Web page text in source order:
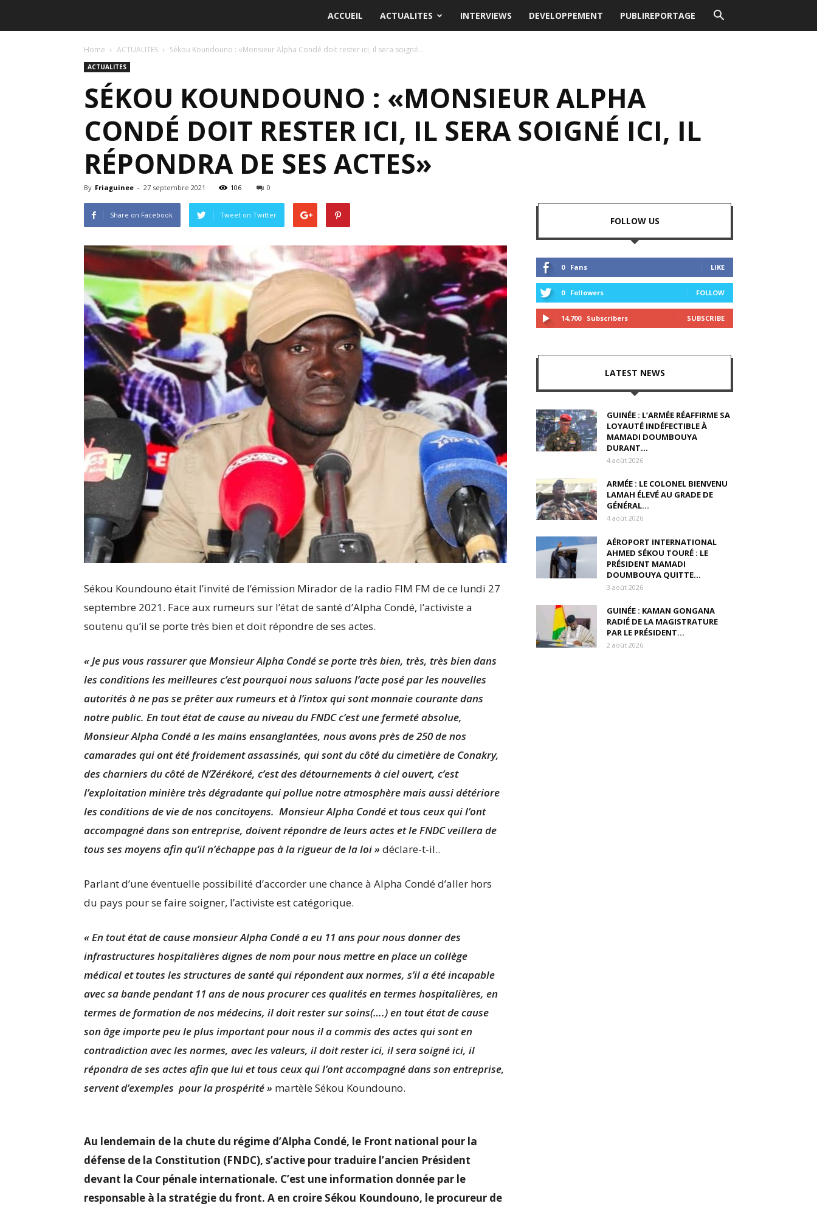
ACCUEIL ACTUALITES INTERVIEWS DEVELOPPEMENT PUBLIREPORTAGE
Home ACTUALITES Sékou Koundouno : «Monsieur Alpha Condé doit rester ici, il sera soigné...
ACTUALITES
SÉKOU KOUNDOUNO : «MONSIEUR ALPHA
CONDÉ DOIT RESTER ICI, IL SERA SOIGNÉ ICI, IL
RÉPONDRA DE SES ACTES»
By Friaguinee - 27 septembre 2021 106 0
Share on Facebook Tweet on Twitter
Sékou Koundouno était l’invité de l’émission Mirador de la radio FIM FM de ce lundi 27
septembre 2021. Face aux rumeurs sur l’état de santé d’Alpha Condé, l’activiste a
soutenu qu’il se porte très bien et doit répondre de ses actes.
«Je pus vous rassurer que Monsieur Alpha Condé se porte très bien, très, très bien dans
les conditions les meilleures c’est pourquoi nous saluons l’acte posé par les nouvelles
autorités à ne pas se prêter aux rumeurs et à l’intox qui sont monnaie courante dans
notre public. En tout état de cause au niveau du FNDC c’est une fermeté absolue,
Monsieur Alpha Condé a les mains ensanglantées, nous avons près de 250 de nos
camarades qui ont été froidement assassinés, qui sont du côté du cimetière de Conakry,
des charniers du côté de N’Zérékoré, c’est des détournements à ciel ouvert, c’est
l’exploitation minière très dégradante qui pollue notre atmosphère mais aussi détériore
les conditions de vie de nos concitoyens. Monsieur Alpha Condé et tous ceux qui l’ont
accompagné dans son entreprise, doivent répondre de leurs actes et le FNDC veillera de
tous ses moyens afin qu’il n’échappe pas à la rigueur de la loi » déclare-t-il..
Parlant d’une éventuelle possibilité d’accorder une chance à Alpha Condé d’aller hors
du pays pour se faire soigner, l’activiste est catégorique.
« En tout état de cause monsieur Alpha Condé a eu 11 ans pour nous donner des
infrastructures hospitalières dignes de nom pour nous mettre en place un collège
médical et toutes les structures de santé qui répondent aux normes, s’il a été incapable
avec sa bande pendant 11 ans de nous procurer ces qualités en termes hospitalières, en
termes de formation de nos médecins, il doit rester sur soins(….) en tout état de cause
son âge importe peu le plus important pour nous il a commis des actes qui sont en
contradiction avec les normes, avec les valeurs, il doit rester ici, il sera soigné ici, il
répondra de ses actes afin que lui et tous ceux qui l’ont accompagné dans son entreprise,
servent d’exemples pour la prospérité » martèle Sékou Koundouno.
Au lendemain de la chute du régime d’Alpha Condé, le Front national pour la
défense de la Constitution (FNDC), s’active pour traduire l’ancien Président
devant la Cour pénale internationale. C’est une information donnée par le
responsable à la stratégie du front. A en croire Sékou Koundouno, le procureur de
FOLLOW US
0 Fans LIKE
0 Followers FOLLOW
14,700 Subscribers SUBSCRIBE
LATEST NEWS
GUINÉE : L’ARMÉE RÉAFFIRME SA
LOYAUTÉ INDÉFECTIBLE À
MAMADI DOUMBOUYA
DURANT...
4 août 2026
ARMÉE : LE COLONEL BIENVENU
LAMAH ÉLEVÉ AU GRADE DE
GÉNÉRAL...
4 août 2026
AÉROPORT INTERNATIONAL
AHMED SÉKOU TOURÉ : LE
PRÉSIDENT MAMADI
DOUMBOUYA QUITTE...
3 août 2026
GUINÉE : KAMAN GONGANA
RADIÉ DE LA MAGISTRATURE
PAR LE PRÉSIDENT...
2 août 2026